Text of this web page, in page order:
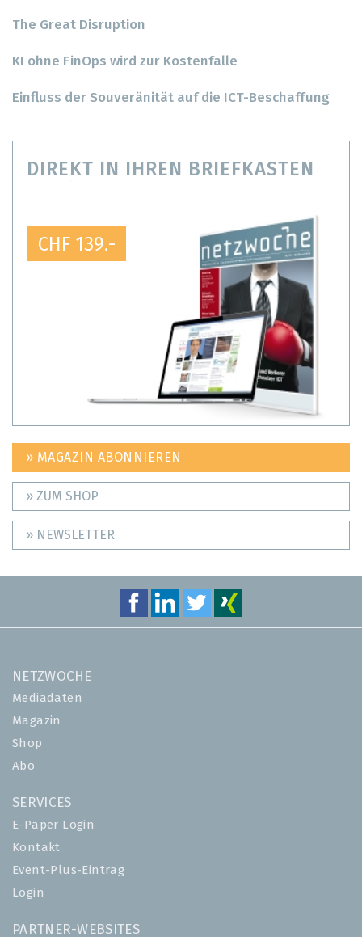
The Great Disruption
KI ohne FinOps wird zur Kostenfalle
Einfluss der Souveränität auf die ICT-Beschaffung
DIREKT IN IHREN BRIEFKASTEN
CHF 139.-
» MAGAZIN ABONNIEREN
» ZUM SHOP
» NEWSLETTER
NETZWOCHE
Mediadaten
Magazin
Shop
Abo
SERVICES
E-Paper Login
Kontakt
Event-Plus-Eintrag
Login
PARTNER-WEBSITES